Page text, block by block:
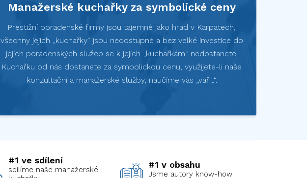
#1 ve sdílení
sdílíme naše manažerské
#1 v obsahu
Jsme autory know-how
Manažerské kuchařky za symbolické ceny
Prestižní poradenské firmy jsou tajemné jako hrad v Karpatech,
všechny jejich „kuchařky“ jsou nedostupné a bez velké investice do
jejich poradenských služeb se k jejich „kuchařkám“ nedostanete.
Kuchařku od nás dostanete za symbolickou cenu, využijete-li naše
konzultační a manažerské služby, naučíme vás „vařit“.